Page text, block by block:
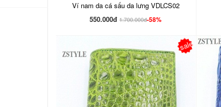
Ví nam da cá sấu da lưng VDLCS02
550.000đ 1.700.000đ-58%
sale